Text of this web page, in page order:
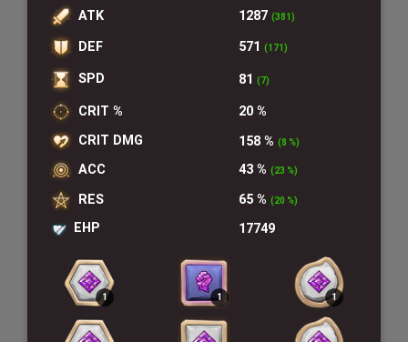
ATK 1287 (381)
DEF 571 (171)
SPD 81 (7)
CRIT %
20 %
CRIT DMG
158 % (8 %)
ACC 43 % (23 %)
RES 65 % (20 %)
EHP 17749